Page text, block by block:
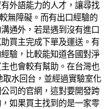
外語能力的人才，讓尋找
無障礙。而有出口經驗的
通外，若是遇到沒有進口
買主完成下單及運送。有
驗，比較能知道各國對淨
也會較有幫助。在台灣也
水回台，並經過實驗室化
司的官網，這對要開發跨
如果買主找到的是一家零